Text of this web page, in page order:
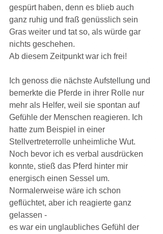
gespürt haben, denn es blieb auch
ganz ruhig und fraß genüsslich sein
Gras weiter und tat so, als würde gar
nichts geschehen.
Ab diesem Zeitpunkt war ich frei!
Ich genoss die nächste Aufstellung und
bemerkte die Pferde in ihrer Rolle nur
mehr als Helfer, weil sie spontan auf
Gefühle der Menschen reagieren. Ich
hatte zum Beispiel in einer
Stellvertreterrolle unheimliche Wut.
Noch bevor ich es verbal ausdrücken
konnte, stieß das Pferd hinter mir
energisch einen Sessel um.
Normalerweise wäre ich schon
geflüchtet, aber ich reagierte ganz
gelassen -
es war ein unglaubliches Gefühl der